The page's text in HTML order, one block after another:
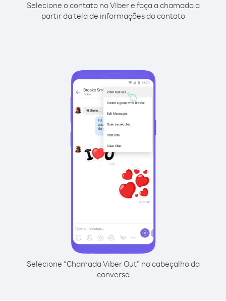
Selecione o contato no Viber e faça a chamada a
partir da tela de informações do contato
Selecione “Chamada Viber Out” no cabeçalho da
conversa